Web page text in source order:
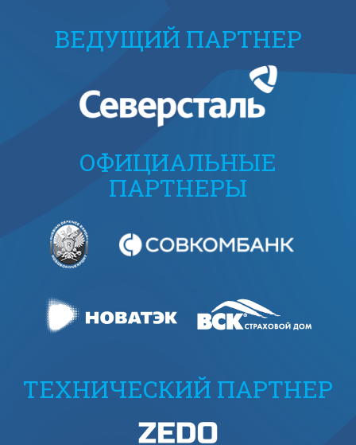
ВЕДУЩИЙ ПАРТНЕР
ОФИЦИАЛЬНЫЕ
ПАРТНЕРЫ
ТЕХНИЧЕСКИЙ ПАРТНЕР